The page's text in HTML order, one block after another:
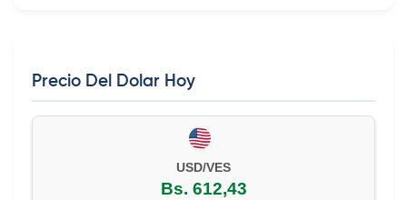
Precio Del Dolar Hoy
EUR/VES
Bs. 702,42